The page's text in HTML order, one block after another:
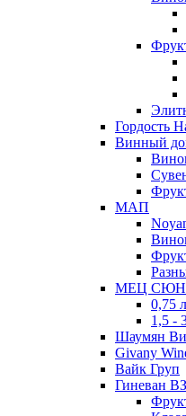
Гордость
Винный
МАП
МЕЦ
0,75 л
1,5 -
Шаумян
Givany
Вайк Груп
Гиневан ВЗ